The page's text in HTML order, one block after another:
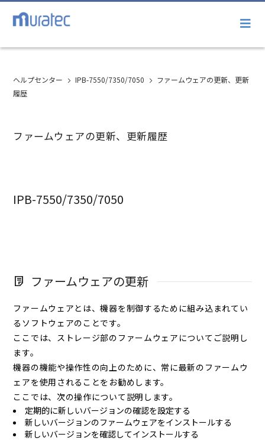
ヘルプセンター IPB-7550/7350/7050
ファームウェアの更新、更新
履歴
ファームウェアの更新、更新履歴
IPB-7550/7350/7050
ファームウェアの更新
ファームウェアとは、機器を制御するために組み込まれてい
るソフトウェアのことです。
ここでは、ストレージ部のファームウェアについてご説明し
ます。
機器の機能や操作性の向上のために、常に最新のファームウ
ェアを使用されることをお勧めします。
ここでは、次の操作について説明します。
定期的に新しいバージョンの確認を設定する
新しいバージョンのファームウェアをインストールする
新しいバージョンを確認してインストールする